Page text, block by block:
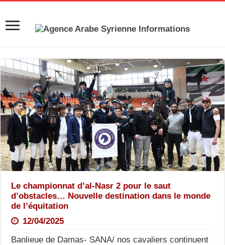
Le championnat d’al-Nasr 2 pour le saut
d’obstacles… Nouvelle destination dans le monde
de l’équitation
12/04/2025
Banlieue de Damas- SANA/ nos cavaliers continuent